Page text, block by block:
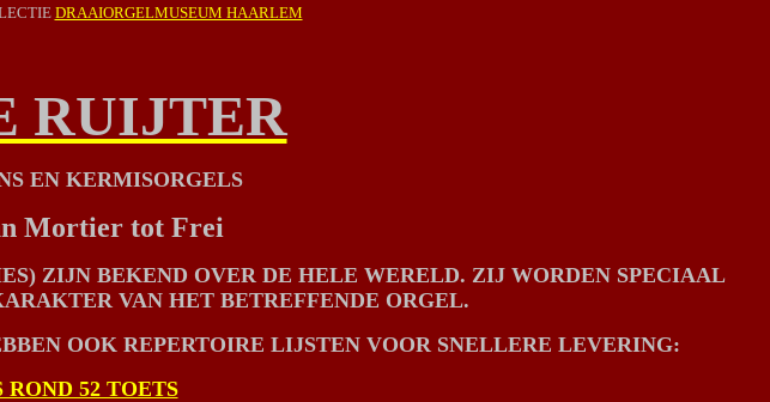
DRAAIORGELMUSEUM HAARLEM
RUIJTER
EN KERMISORGELS
Mortier tot Frei
ZIJN BEKEND OVER DE HELE WERELD. ZIJ WORDEN SPECIAAL
VAN HET BETREFFENDE ORGEL.
OOK REPERTOIRE LIJSTEN VOOR SNELLERE LEVERING:
52 TOETS